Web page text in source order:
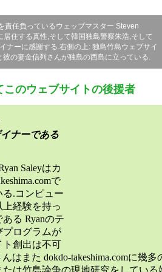
責任負っているウェッブマスター Steven
住する真性,そして韓国独島警察朱浩,そして
ナーに感謝する.右側の上: 独島竹島ウェブサイ
彼の妻金信列さんが独島の西島に立っている.
のウェブサイトの後援者
イナーである
Saleyはカ
で
.コンピュー
上経験を持っ
る Ryanのテ
プログラムが
ト創出は不可
はまた dokdo-takeshima.comに幾多
は竹島論争の現地研究をしている